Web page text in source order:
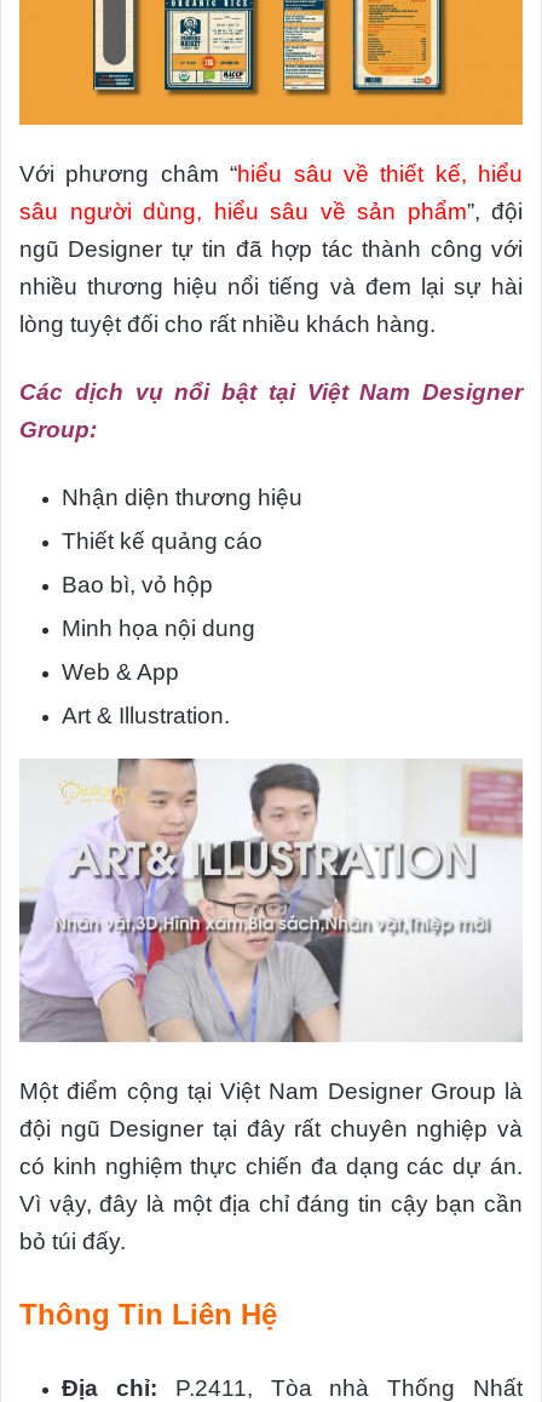
Với phương châm “hiểu sâu về thiết kế, hiểu
sâu người dùng, hiểu sâu về sản phẩm”, đội
ngũ Designer tự tin đã hợp tác thành công với
nhiều thương hiệu nổi tiếng và đem lại sự hài
lòng tuyệt đối cho rất nhiều khách hàng.
Các dịch vụ nổi bật tại Việt Nam Designer
Group:
Nhận diện thương hiệu
Thiết kế quảng cáo
Bao bì, vỏ hộp
Minh họa nội dung
Web & App
Art & Illustration.
Một điểm cộng tại Việt Nam Designer Group là
đội ngũ Designer tại đây rất chuyên nghiệp và
có kinh nghiệm thực chiến đa dạng các dự án.
Vì vậy, đây là một địa chỉ đáng tin cậy bạn cần
bỏ túi đấy.
Thông Tin Liên Hệ
Địa chỉ: P.2411, Tòa nhà Thống Nhất